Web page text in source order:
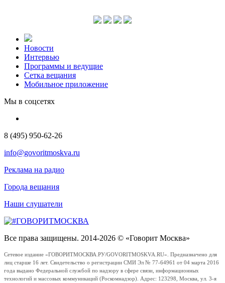
Новости
Интервью
Программы и ведущие
Сетка вещания
Мобильное приложение
Мы в соцсетях
8 (495) 950-62-26
info@govoritmoskva.ru
Реклама на радио
Города вещания
Наши слушатели
Все права защищены. 2014-2026 © «Говорит Москва»
Сетевое издание «ГОВОРИТМОСКВА.РУ/GOVORITMOSKVA.RU». Предназначено для
лиц старше 16 лет. Свидетельство о регистрации СМИ Эл № 77-64961 от 04 марта 2016
года выдано Федеральной службой по надзору в сфере связи, информационных
технологий и массовых коммуникаций (Роскомнадзор). Адрес: 123298, Москва, ул. 3-я